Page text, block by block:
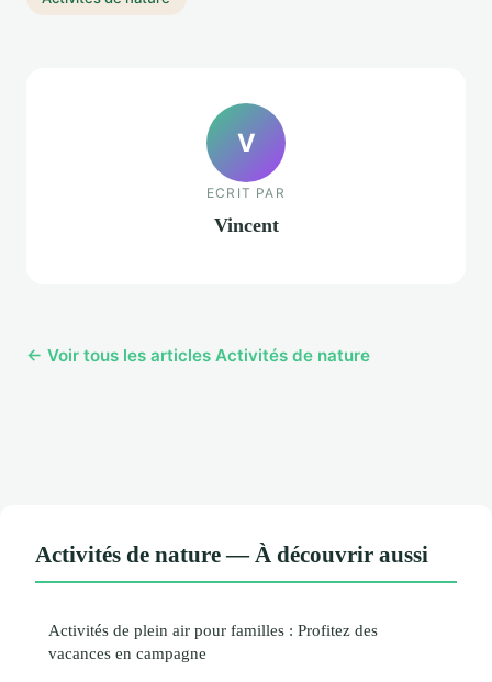
V
ECRIT PAR
Vincent
← Voir tous les articles Activités de nature
Activités de nature — À découvrir aussi
Activités de plein air pour familles : Profitez des
vacances en campagne